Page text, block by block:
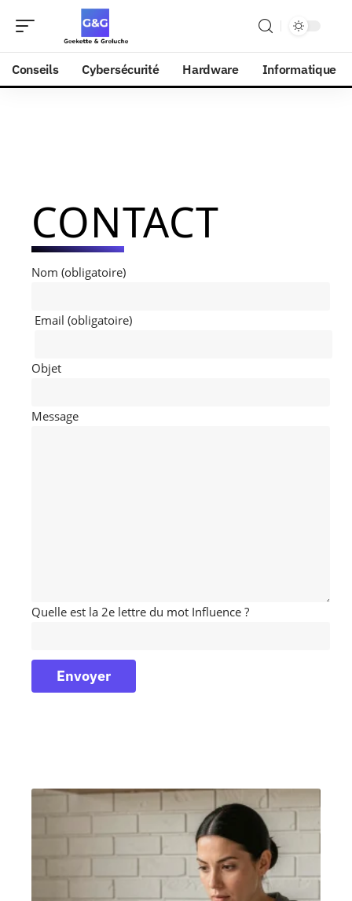
Conseils Cybersécurité Hardware Informatique
CONTACT
Nom (obligatoire)
Email (obligatoire)
Objet
Message
Quelle est la 2e lettre du mot Influence ?